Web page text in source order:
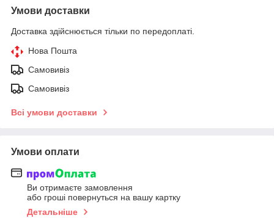
Умови доставки
Доставка здійснюється тільки по передоплаті.
Нова Пошта
Самовивіз
Самовивіз
Всі умови доставки
Умови оплати
Ви отримаєте замовлення
або гроші повернуться на вашу картку
Детальніше